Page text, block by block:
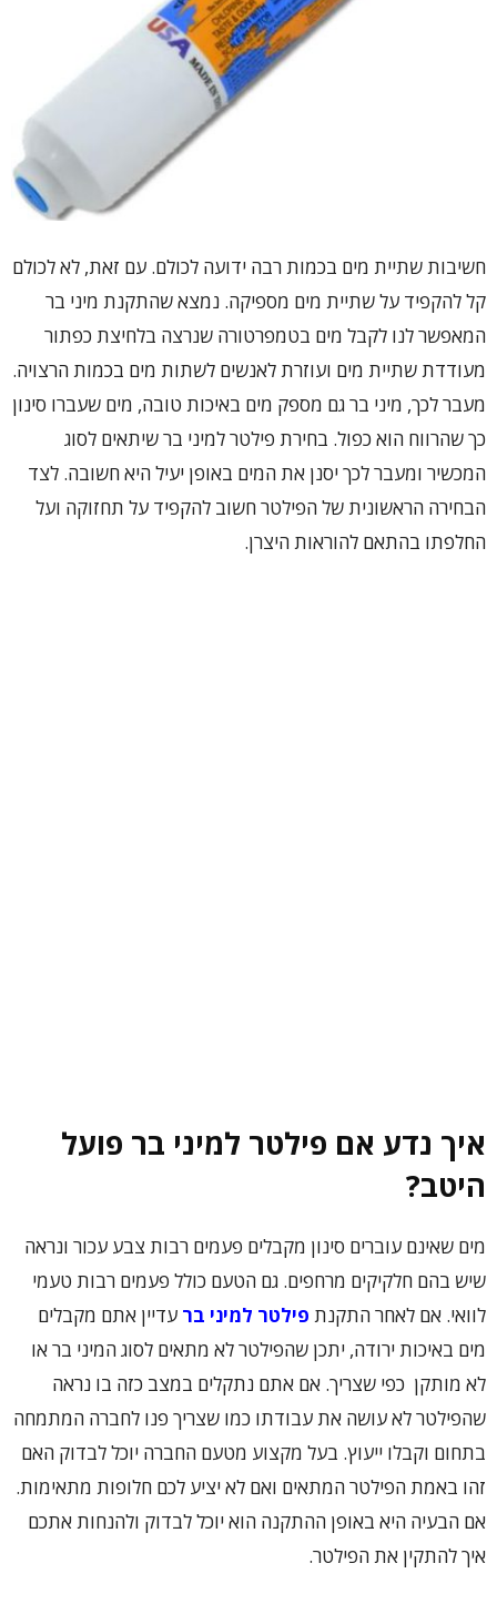
חשיבות שתיית מים בכמות רבה ידועה לכולם. עם זאת, לא לכולם
קל להקפיד על שתיית מים מספיקה. נמצא שהתקנת מיני בר
המאפשר לנו לקבל מים בטמפרטורה שנרצה בלחיצת כפתור
מעודדת שתיית מים ועוזרת לאנשים לשתות מים בכמות הרצויה.
מעבר לכך, מיני בר גם מספק מים באיכות טובה, מים שעברו סינון
כך שהרווח הוא כפול. בחירת פילטר למיני בר שיתאים לסוג
המכשיר ומעבר לכך יסנן את המים באופן יעיל היא חשובה. לצד
הבחירה הראשונית של הפילטר חשוב להקפיד על תחזוקה ועל
החלפתו בהתאם להוראות היצרן.
איך נדע אם פילטר למיני בר פועל
היטב?
מים שאינם עוברים סינון מקבלים פעמים רבות צבע עכור ונראה
שיש בהם חלקיקים מרחפים. גם הטעם כולל פעמים רבות טעמי
לוואי. אם לאחר התקנת פילטר למיני בר עדיין אתם מקבלים
מים באיכות ירודה, יתכן שהפילטר לא מתאים לסוג המיני בר או
לא מותקן כפי שצריך. אם אתם נתקלים במצב כזה בו נראה
שהפילטר לא עושה את עבודתו כמו שצריך פנו לחברה המתמחה
בתחום וקבלו ייעוץ. בעל מקצוע מטעם החברה יוכל לבדוק האם
זהו באמת הפילטר המתאים ואם לא יציע לכם חלופות מתאימות.
אם הבעיה היא באופן ההתקנה הוא יוכל לבדוק ולהנחות אתכם
איך להתקין את הפילטר.